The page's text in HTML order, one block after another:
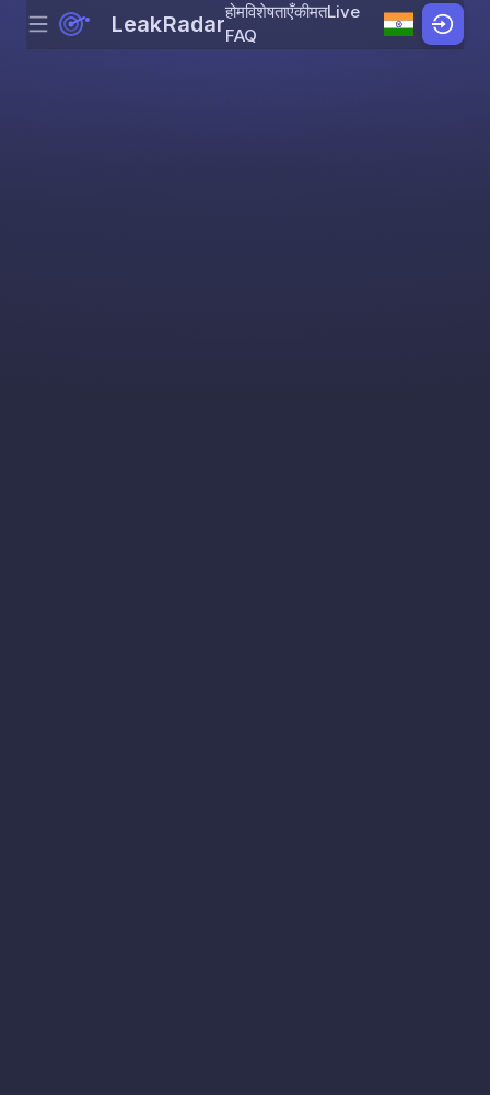
Skip to content
Menu LeakRadarहोमविशेषताएँकीमतLive
FAQ